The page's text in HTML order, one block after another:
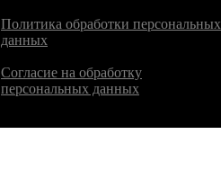
Политика обработки персональных
данных
Согласие на обработку
персональных данных